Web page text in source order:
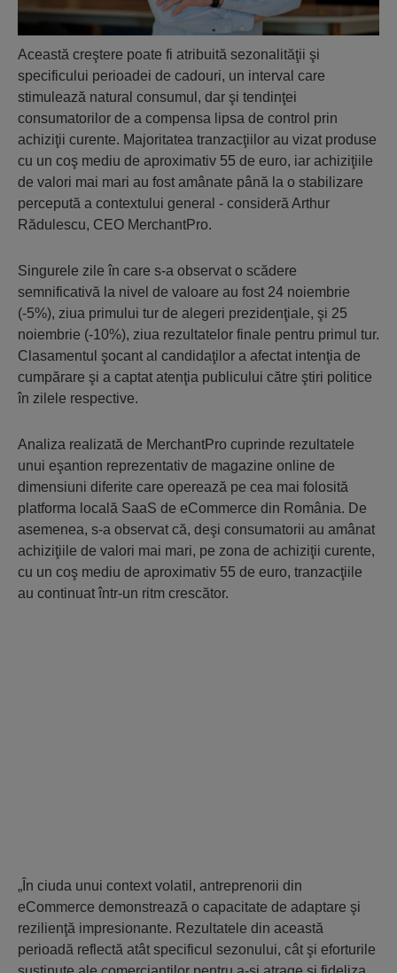
Această creştere poate fi atribuită sezonalităţii şi
specificului perioadei de cadouri, un interval care
stimulează natural consumul, dar şi tendinţei
consumatorilor de a compensa lipsa de control prin
achiziţii curente. Majoritatea tranzacţiilor au vizat produse
cu un coş mediu de aproximativ 55 de euro, iar achiziţiile
de valori mai mari au fost amânate până la o stabilizare
percepută a contextului general - consideră Arthur
Rădulescu, CEO MerchantPro.
Singurele zile în care s-a observat o scădere
semnificativă la nivel de valoare au fost 24 noiembrie
(-5%), ziua primului tur de alegeri prezidenţiale, şi 25
noiembrie (-10%), ziua rezultatelor finale pentru primul tur.
Clasamentul şocant al candidaţilor a afectat intenţia de
cumpărare şi a captat atenţia publicului către ştiri politice
în zilele respective.
Analiza realizată de MerchantPro cuprinde rezultatele
unui eşantion reprezentativ de magazine online de
dimensiuni diferite care operează pe cea mai folosită
platforma locală SaaS de eCommerce din România. De
asemenea, s-a observat că, deşi consumatorii au amânat
achiziţiile de valori mai mari, pe zona de achiziţii curente,
cu un coş mediu de aproximativ 55 de euro, tranzacţiile
au continuat într-un ritm crescător.
„În ciuda unui context volatil, antreprenorii din
eCommerce demonstrează o capacitate de adaptare şi
rezilienţă impresionante. Rezultatele din această
perioadă reflectă atât specificul sezonului, cât şi eforturile